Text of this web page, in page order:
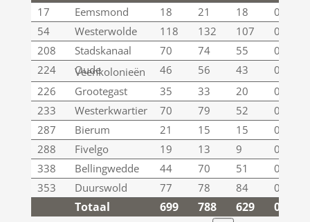
Totaal 699 788 629 0
WBE nr.
17 Eemsmond 18 21 18
0
54
Westerwolde 118 132 107
0
208
Stadskanaal 70 74 55
0
224
Oude
Veenkolonieën 46 56 43
0
226
Grootegast 35 33 20
0
233
Westerkwartier 70 79 52
0
287
Bierum 21 15 15
0
288
Fivelgo 19 13 9
0
338
Bellingwedde 44 70 51
0
353
Duurswold 77 78 84 0
Totaal 699 788 629 0